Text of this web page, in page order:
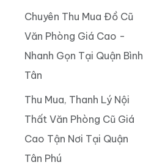
Chuyên Thu Mua Đồ Cũ
Văn Phòng Giá Cao -
Nhanh Gọn Tại Quận Bình
Tân
Thu Mua, Thanh Lý Nội
Thất Văn Phòng Cũ Giá
Cao Tận Nơi Tại Quận
Tân Phú